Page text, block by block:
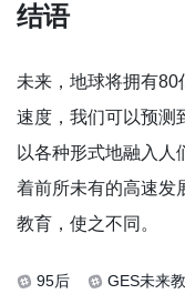
结语
未来，地球将拥有
速度，我们可以预测
以各种形式地融入人
着前所未有的高速发
教育，使之不同。
95后 GES未来